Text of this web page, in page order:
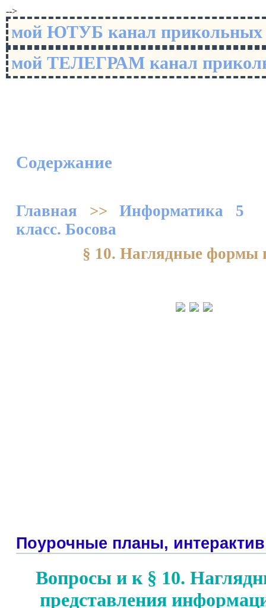
-->
мой ЮТУБ канал
мой ТЕЛЕГРАМ канал
Содержание
Главная >>Информатика 5
класс. Босова
§ 10. Наглядные формы
Поурочные планы, интерактив
Вопросы и к § 10.
представления